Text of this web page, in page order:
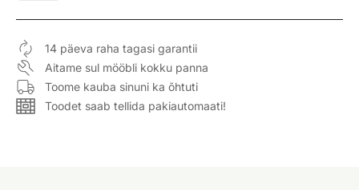
14 päeva raha tagasi garantii
Aitame sul mööbli kokku panna
Toome kauba sinuni ka õhtuti
Toodet saab tellida pakiautomaati!